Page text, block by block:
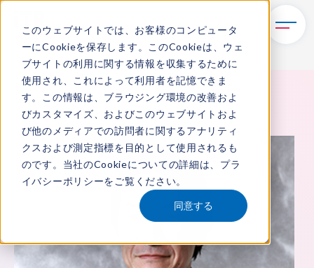
このウェブサイトでは、お客様のコンピュータ
ーにCookieを保存します。このCookieは、ウェ
ブサイトの利用に関する情報を収集するために
使用され、これによって利用者を記憶できま
す。この情報は、ブラウジング環境の改善およ
びカスタマイズ、およびこのウェブサイトおよ
び他のメディアでの訪問者に関するアナリティ
クスおよび測定指標を目的として使用されるも
のです。当社のCookieについての詳細は、 プラ
イバシーポリシーをご覧ください。
同意する
TOP ITRについて 所属アナリスト 芦澤 貴司